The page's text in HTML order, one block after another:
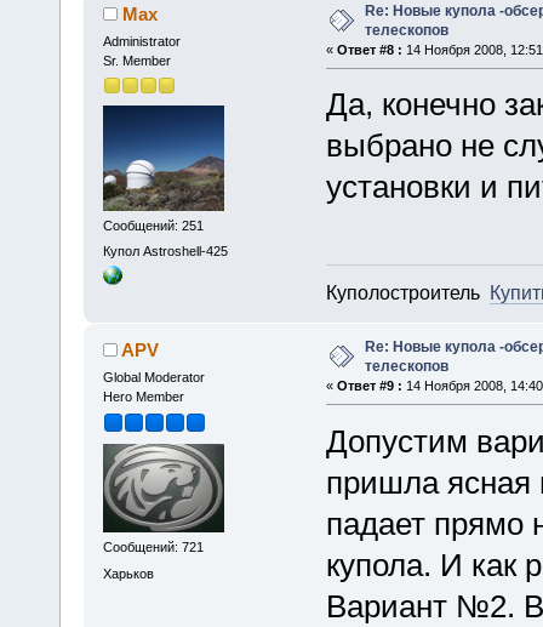
Max
Administrator
Sr. Member
Сообщений: 251
Купол Astroshell-425
Re: Новые купола -
телескопов
« Ответ #8 : 14 Ноября 2008,
Да, конечно
выбрано не
установки и
Куполостроитель
APV
Global Moderator
Hero Member
Сообщений: 721
Харьков
Re: Новые купола -
телескопов
« Ответ #9 : 14 Ноября 2008,
Допустим
пришла ясная
падает прямо
купола. И как
Вариант №2.